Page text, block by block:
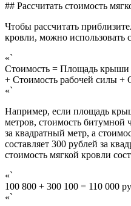
## Рассчитать стоимость
Чтобы рассчитать
кровли, можно использовать
«`
Стоимость = Площадь крыши
+ Стоимость рабочей силы +
«`
Например, если площадь
метров, стоимость битумной
за квадратный метр, а
составляет 300 рублей за
стоимость мягкой кровли
«`
100 800 + 300 100 = 110 000
«`